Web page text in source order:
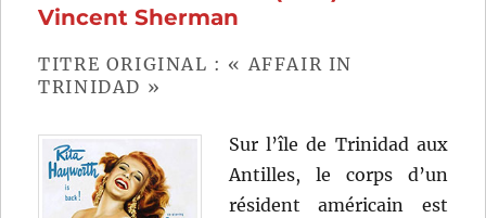
Vincent Sherman
TITRE ORIGINAL : « AFFAIR IN
TRINIDAD »
Sur l’île de Trinidad aux
Antilles, le corps d’un
résident américain est